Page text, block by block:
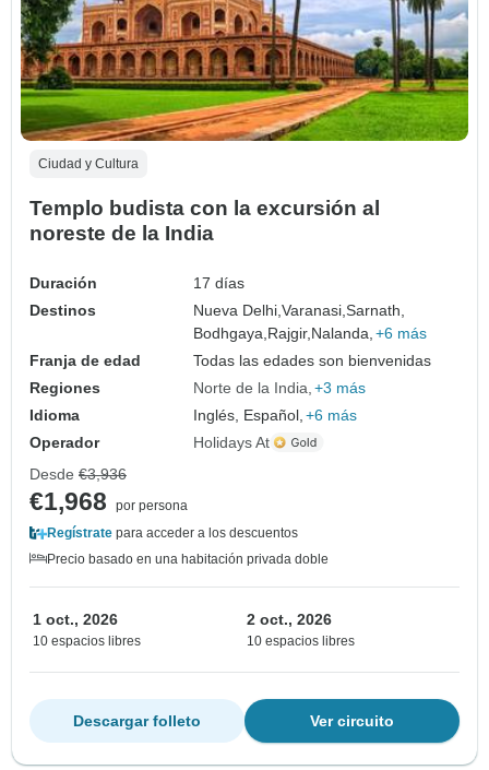
Ciudad y Cultura
Templo budista con la excursión al
noreste de la India
Duración
17 días
Destinos
Nueva Delhi,Varanasi,Sarnath,
Bodhgaya, Rajgir, Nalanda, +6 más
Franja de edad
Todas las edades son bienvenidas
Regiones
Norte de la India +3 más
Idioma
Inglés, Español, +6 más
Operador
Holidays At
Desde €3,936
€1,968
por persona
Regístrate para acceder a los descuentos
Precio basado en una habitación privada doble
1 oct., 2026
10 espacios libres
2 oct., 2026
10 espacios libres
Ver circuito
Descargar folleto